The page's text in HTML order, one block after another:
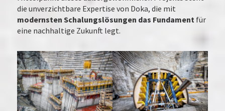
die unverzichtbare Expertise von Doka, die mit
modernsten Schalungslösungen das Fundamentfür
eine nachhaltige Zukunft legt.